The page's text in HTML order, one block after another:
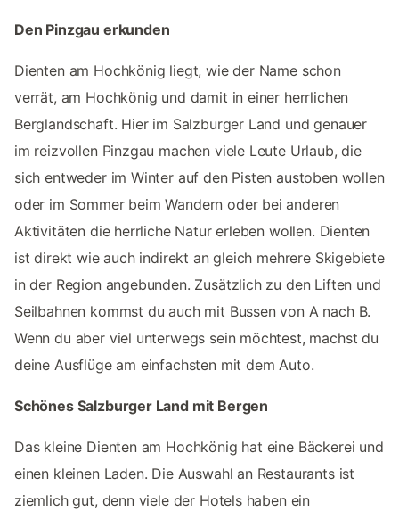
Den Pinzgau erkunden
Dienten am Hochkönig liegt, wie der Name schon
verrät, am Hochkönig und damit in einer herrlichen
Berglandschaft. Hier im Salzburger Land und genauer
im reizvollen Pinzgau machen viele Leute Urlaub, die
sich entweder im Winter auf den Pisten austoben wollen
oder im Sommer beim Wandern oder bei anderen
Aktivitäten die herrliche Natur erleben wollen. Dienten
ist direkt wie auch indirekt an gleich mehrere Skigebiete
in der Region angebunden. Zusätzlich zu den Liften und
Seilbahnen kommst du auch mit Bussen von A nach B.
Wenn du aber viel unterwegs sein möchtest, machst du
deine Ausflüge am einfachsten mit dem Auto.
Schönes Salzburger Land mit Bergen
Das kleine Dienten am Hochkönig hat eine Bäckerei und
einen kleinen Laden. Die Auswahl an Restaurants ist
ziemlich gut, denn viele der Hotels haben ein